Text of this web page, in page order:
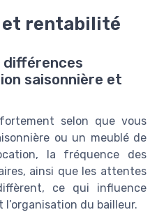
et rentabilité
différences
saisonnière et
selon que vous
ou un meublé de
la fréquence des
ainsi que les attentes
ce qui influence
du bailleur.